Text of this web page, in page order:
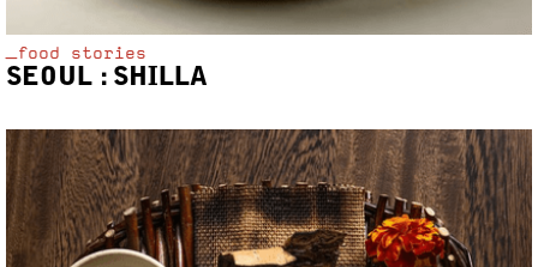
_food stories
SEOUL : SHILLA